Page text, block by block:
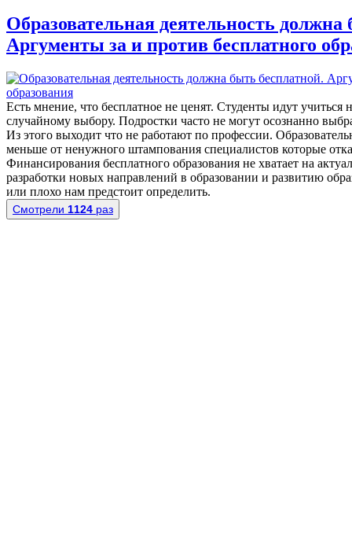
Образовательная деятельность должна
Аргументы за и против бесплатного
Есть мнение, что бесплатное не ценят. Студенты идут учиться
случайному выбору. Подростки часто не могут осознанно
Из этого выходит что не работают по профессии.
меньше от ненужного штампования специалистов которые
Финансирования бесплатного образования не хватает на
разработки новых направлений в образовании и развитию
или плохо нам предстоит определить.
Смотрели 1124 раз